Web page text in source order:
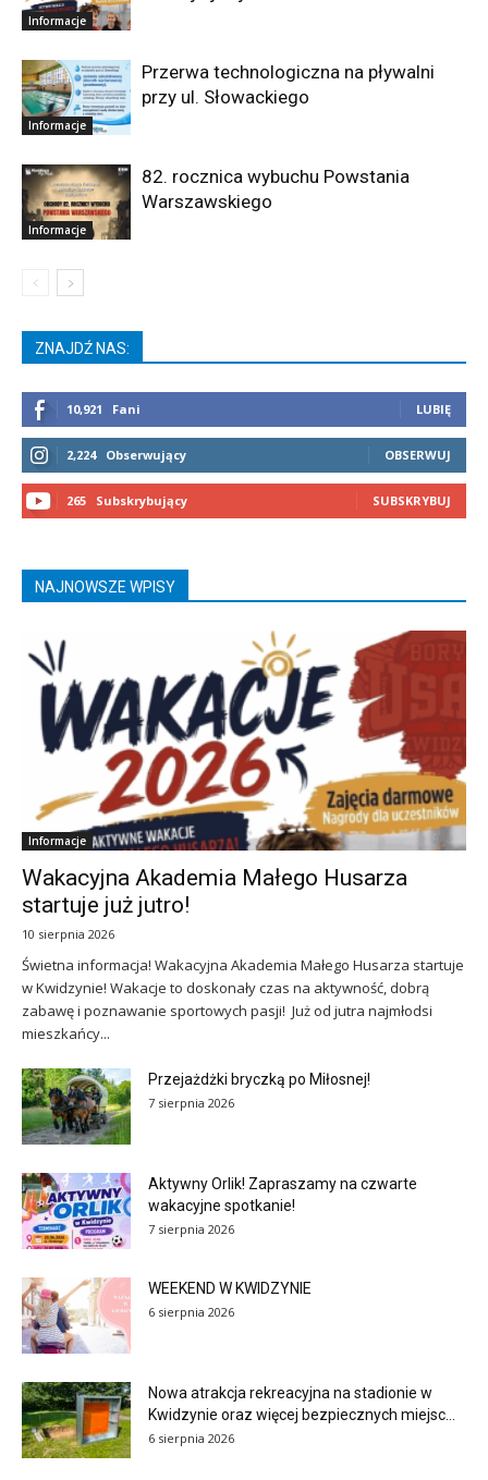
Informacje
Informacje
Przerwa technologiczna na pływalni
przy ul. Słowackiego
Informacje
82. rocznica wybuchu Powstania
Warszawskiego
ZNAJDŹ NAS:
10,921 Fani LUBIĘ
2,224 Obserwujący OBSERWUJ
265 Subskrybujący SUBSKRYBUJ
NAJNOWSZE WPISY
Informacje
Wakacyjna Akademia Małego Husarza
startuje już jutro!
10 sierpnia 2026
Świetna informacja! Wakacyjna Akademia Małego Husarza startuje
w Kwidzynie! Wakacje to doskonały czas na aktywność, dobrą
zabawę i poznawanie sportowych pasji! Już od jutra najmłodsi
mieszkańcy...
Przejażdżki bryczką po Miłosnej!
7 sierpnia 2026
Aktywny Orlik! Zapraszamy na czwarte
wakacyjne spotkanie!
7 sierpnia 2026
WEEKEND W KWIDZYNIE
6 sierpnia 2026
Nowa atrakcja rekreacyjna na stadionie w
Kwidzynie oraz więcej bezpiecznych miejsc...
6 sierpnia 2026